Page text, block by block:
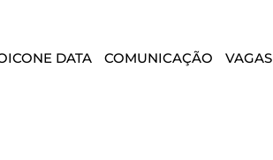
DATA COMUNICAÇÃO VAGAS